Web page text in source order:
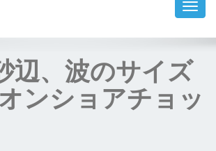
辺、波のサイズ
ンショアチョッ